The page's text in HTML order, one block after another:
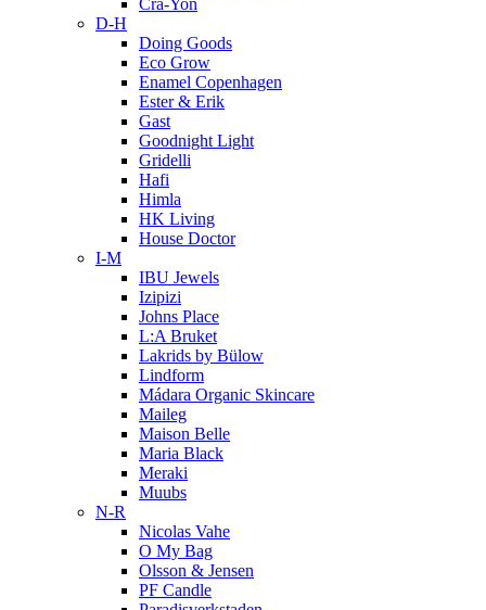
Cra-Yon
D-H
Doing Goods
Eco Grow
Enamel Copenhagen
Ester & Erik
Gast
Goodnight Light
Gridelli
Hafi
Himla
HK Living
House Doctor
I-M
IBU Jewels
Izipizi
Johns Place
L:A Bruket
Lakrids by Bülow
Lindform
Mádara Organic Skincare
Maileg
Maison Belle
Maria Black
Meraki
Muubs
N-R
Nicolas Vahe
O My Bag
Olsson & Jensen
PF Candle